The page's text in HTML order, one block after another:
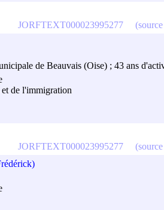
de Beauvais (Oise) ; 43 ans
de l'immigration
JORFTEXT000023995277
JORFTEXT000023995277